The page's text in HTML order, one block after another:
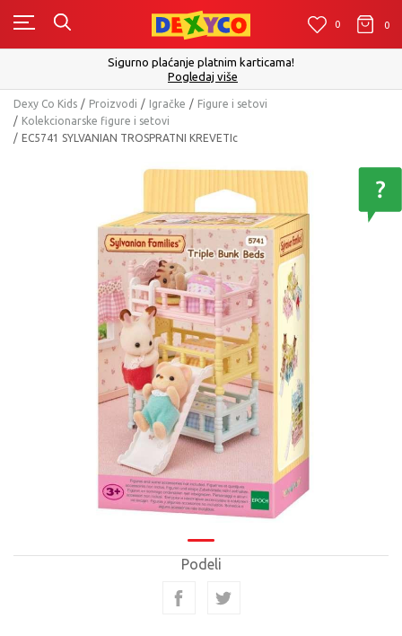
0 0
Click&Collect - Platite karticom Online i
Dexy Co Kids Proizvodi Igračke
Figure i setovi
Kolekcionarske figure i setovi
EC5741 SYLVANIAN TROSPRATNI KREVETIc
Podeli